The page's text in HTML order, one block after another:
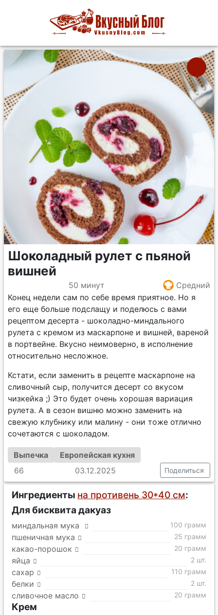
Шоколадный рулет с пьяной
вишней
50 минут
Средний
Конец недели сам по себе время приятное. Но я
его еще больше подслащу и поделюсь с вами
рецептом десерта - шоколадно-миндального
рулета с кремом из маскарпоне и вишней, вареной
в портвейне. Вкусно неимоверно, в исполнение
относительно несложное.
Кстати, если заменить в рецепте маскарпоне на
сливочный сыр, получится десерт со вкусом
чизкейка ;) Это будет очень хорошая вариация
рулета. А в сезон вишню можно заменить на
свежую клубнику или малину - они тоже отлично
сочетаются с шоколадом.
Выпечка
Европейская кухня
66
03.12.2025 Поделиться
Ингредиенты на противень 30*40 см:
Для бисквита дакуаз
миндальная мука 100 грамм
пшеничная мука 25 грамм
какао-порошок 20 грамм
яйца 2 шт.
сахар 110 грамм
белки 2 шт.
сливочное масло 20 грамм
Крем